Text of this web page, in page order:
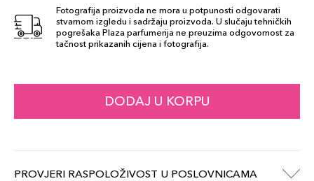
Fotografija proizvoda ne mora u potpunosti odgovarati
stvarnom izgledu i sadržaju proizvoda. U slučaju tehničkih
pogrešaka Plaza parfumerija ne preuzima odgovornost za
tačnost prikazanih cijena i fotografija.
DODAJ U KORPU
PROVJERI RASPOLOŽIVOST U POSLOVNICAMA